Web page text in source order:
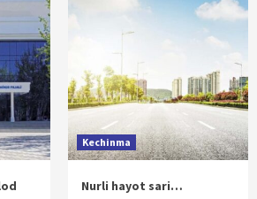
Kechinma
Nurli hayot sari…